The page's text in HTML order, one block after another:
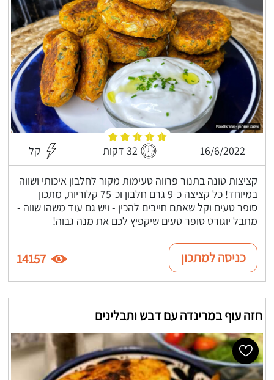
16/6/2022 32 דקות קל
קציצות טונה בתנור פרווה טעימות מקור לחלבון איכותי ושווה
במיוחד! כל קציצה כ-9 גרם חלבון וכ-75 קלוריות, מתכון
סופר טעים וקל שאתם חייבים להכין - ויש גם עוד משהו שווה -
מתבל יוגורט סופר טעים שיקפיץ לכם את מנה גבוה!
כניסה למתכון 14157
חזה עוף במרינדה עם דבש ותבלינים